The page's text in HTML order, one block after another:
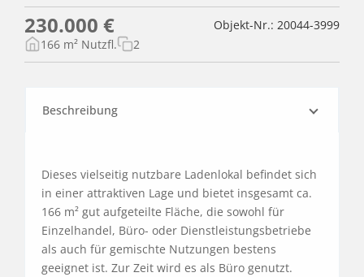
230.000 €
Objekt-Nr.: 20044-3999
166 m² Nutzfl.
2
Beschreibung
Dieses vielseitig nutzbare Ladenlokal befindet sich
in einer attraktiven Lage und bietet insgesamt ca.
166 m² gut aufgeteilte Fläche, die sowohl für
Einzelhandel, Büro- oder Dienstleistungsbetriebe
als auch für gemischte Nutzungen bestens
geeignet ist. Zur Zeit wird es als Büro genutzt.